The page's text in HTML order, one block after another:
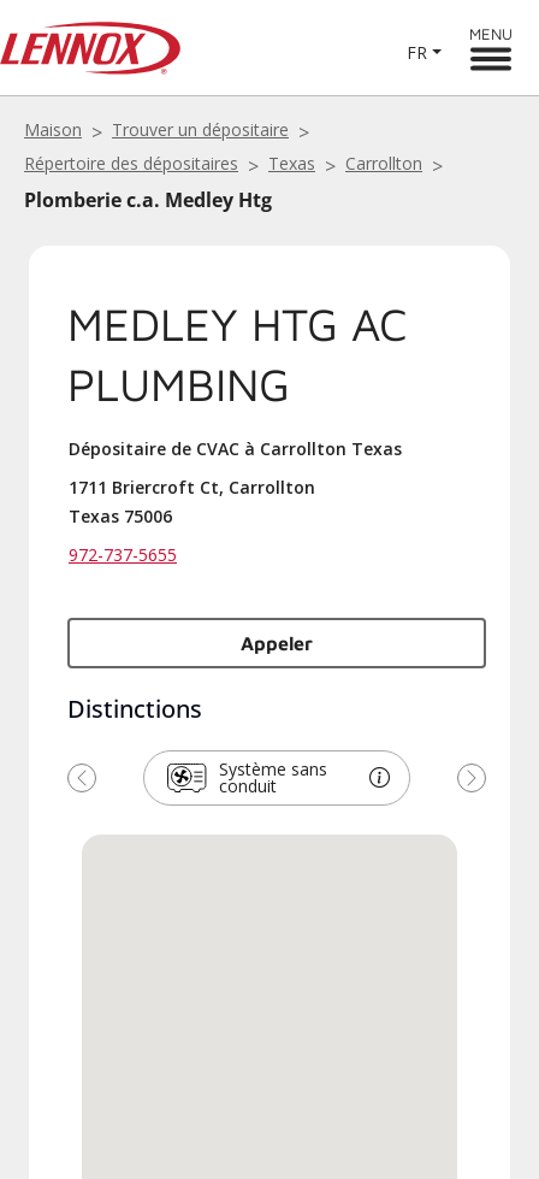
FR
MENU
Maison
Trouver un dépositaire
Répertoire des dépositaires
Texas Carrollton
Plomberie c.a. Medley Htg
MEDLEY HTG AC
PLUMBING
Dépositaire de CVAC à Carrollton Texas
1711 Briercroft Ct, Carrollton
Texas 75006
972-737-5655
Appeler
Distinctions
Système sans
conduit
Précédent Suivant